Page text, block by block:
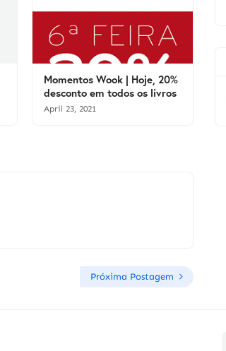
Momentos Wook | Hoje, 20%
desconto em todos os livros
April 23, 2021
Próxima Postagem